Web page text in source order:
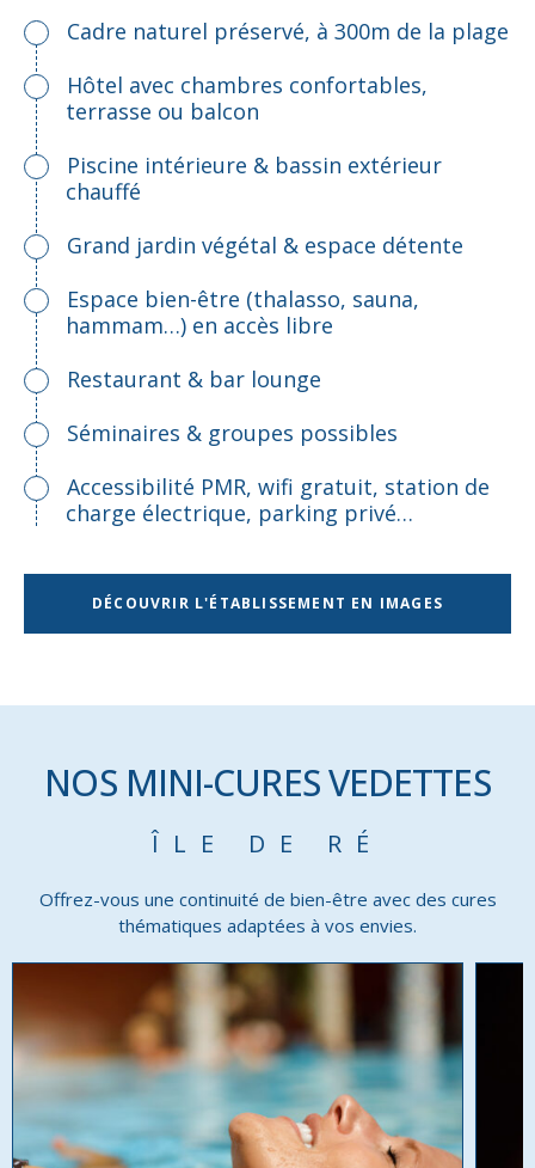
Cadre naturel préservé, à 300m de la plage
Hôtel avec chambres confortables,
terrasse ou balcon
Piscine intérieure & bassin extérieur
chauffé
Grand jardin végétal & espace détente
Espace bien-être (thalasso, sauna,
hammam…) en accès libre
Restaurant & bar lounge
Séminaires & groupes possibles
Accessibilité PMR, wifi gratuit, station de
charge électrique, parking privé…
DÉCOUVRIR L'ÉTABLISSEMENT EN IMAGES
NOS MINI-CURES VEDETTES
ÎLE DE RÉ
Offrez-vous une continuité de bien-être avec des cures
thématiques adaptées à vos envies.